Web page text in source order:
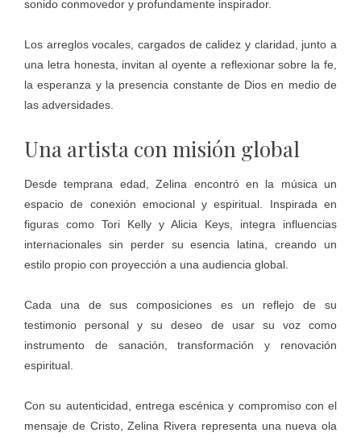
sonido conmovedor y profundamente inspirador.
Los arreglos vocales, cargados de calidez y claridad, junto a
una letra honesta, invitan al oyente a reflexionar sobre la fe,
la esperanza y la presencia constante de Dios en medio de
las adversidades.
Una artista con misión global
Desde temprana edad, Zelina encontró en la música un
espacio de conexión emocional y espiritual. Inspirada en
figuras como Tori Kelly y Alicia Keys, integra influencias
internacionales sin perder su esencia latina, creando un
estilo propio con proyección a una audiencia global.
Cada una de sus composiciones es un reflejo de su
testimonio personal y su deseo de usar su voz como
instrumento de sanación, transformación y renovación
espiritual.
Con su autenticidad, entrega escénica y compromiso con el
mensaje de Cristo, Zelina Rivera representa una nueva ola